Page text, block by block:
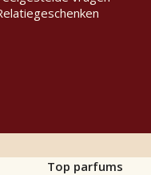
Top parfums